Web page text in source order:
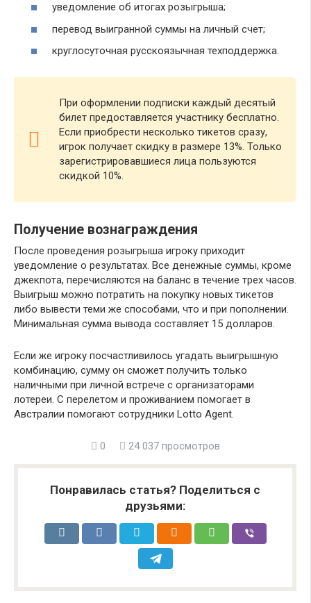
уведомление об итогах розыгрыша;
перевод выигранной суммы на личный счет;
круглосуточная русскоязычная техподдержка.
При оформлении подписки каждый десятый
билет предоставляется участнику бесплатно.
Если приобрести несколько тикетов сразу,
игрок получает скидку в размере 13%. Только
зарегистрировавшиеся лица пользуются
скидкой 10%.
Получение вознаграждения
После проведения розыгрыша игроку приходит
уведомление о результатах. Все денежные суммы, кроме
джекпота, перечисляются на баланс в течение трех часов.
Выигрыш можно потратить на покупку новых тикетов
либо вывести теми же способами, что и при пополнении.
Минимальная сумма вывода составляет 15 долларов.
Если же игроку посчастливилось угадать выигрышную
комбинацию, сумму он сможет получить только
наличными при личной встрече с организаторами
лотереи. С перелетом и проживанием помогает в
Австралии помогают сотрудники Lotto Agent.
0 24 037 просмотров
Понравилась статья? Поделиться с
друзьями: